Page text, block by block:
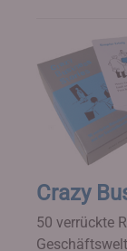
Crazy
50 verrückte
Geschäftswelt